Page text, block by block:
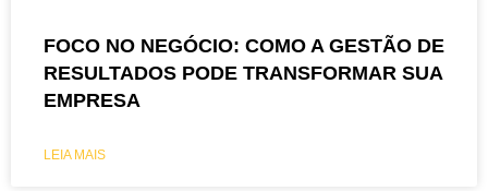
FOCO NO NEGÓCIO: COMO A GESTÃO DE
RESULTADOS PODE TRANSFORMAR SUA
EMPRESA
LEIA MAIS